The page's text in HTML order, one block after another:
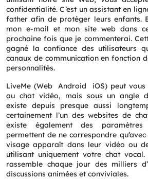
confidentialité. C’est un assistant en
father afin de protéger leurs enfants.
mon e-mail et mon site web dans
prochaine fois que je commenterai.
gagné la confiance des utilisateurs
canaux de communication en fonction
personnalités.
LiveMe (Web Android iOS) peut
au chat vidéo, mais sous un angle
existe depuis presque aussi
certainement l’un des websites de
existe également des
permettent de ne correspondre
visage apparaît dans leur vidéo ou
utilisant uniquement votre chat
rassemble chaque jour des milliers
discussions animées et conviviales.